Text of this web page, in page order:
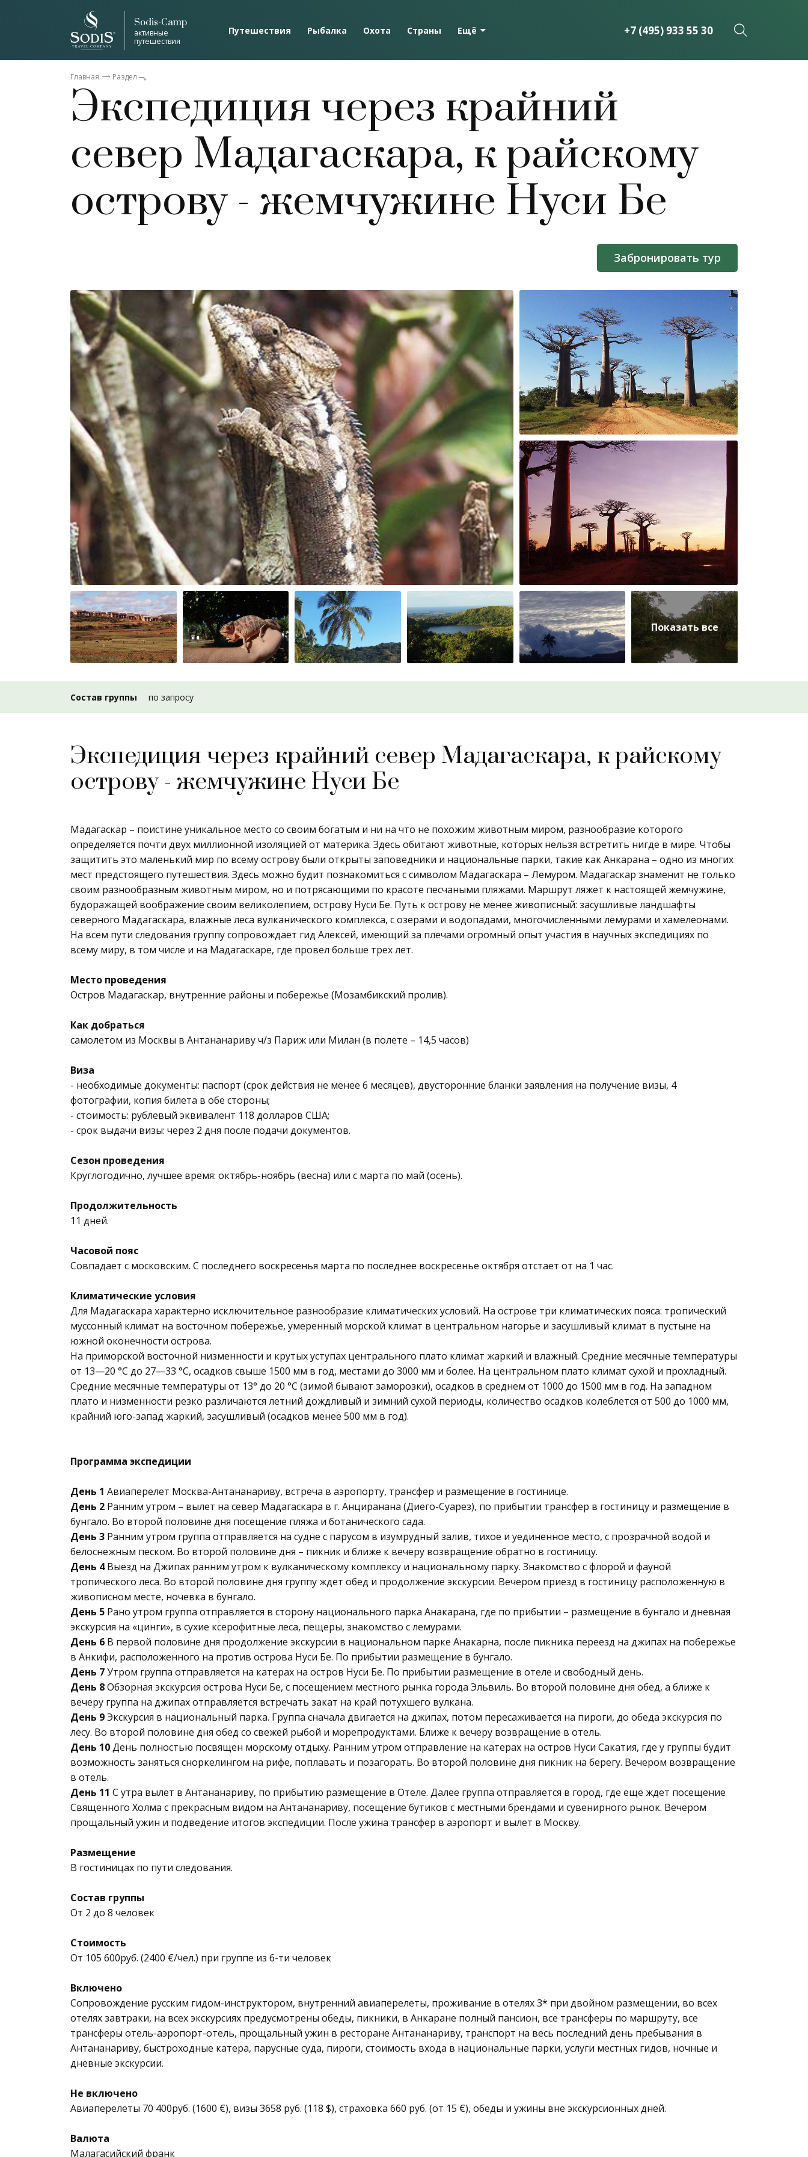
Sodis-Camp
активные
путешествия
Путешествия Рыбалка Охота Страны Ещё +7 (495) 933 55 30
Главная Раздел
Экспедиция через крайний
север Мадагаскара, к райскому
острову - жемчужине Нуси Бе
Забронировать тур
Состав группы по запросу
Экспедиция через крайний север Мадагаскара, к райскому
острову - жемчужине Нуси Бе
Мадагаскар – поистине уникальное место со своим богатым и ни на что не похожим животным миром, разнообразие которого
определяется почти двух миллионной изоляцией от материка. Здесь обитают животные, которых нельзя встретить нигде в мире. Чтобы
защитить это маленький мир по всему острову были открыты заповедники и национальные парки, такие как Анкарана – одно из многих
мест предстоящего путешествия. Здесь можно будит познакомиться с символом Мадагаскара – Лемуром. Мадагаскар знаменит не только
своим разнообразным животным миром, но и потрясающими по красоте песчаными пляжами. Маршрут ляжет к настоящей жемчужине,
будоражащей воображение своим великолепием, острову Нуси Бе. Путь к острову не менее живописный: засушливые ландшафты
северного Мадагаскара, влажные леса вулканического комплекса, с озерами и водопадами, многочисленными лемурами и хамелеонами.
На всем пути следования группу сопровождает гид Алексей, имеющий за плечами огромный опыт участия в научных экспедициях по
всему миру, в том числе и на Мадагаскаре, где провел больше трех лет.
Место проведения
Остров Мадагаскар, внутренние районы и побережье (Мозамбикский пролив).
Как добраться
самолетом из Москвы в Антананариву ч/з Париж или Милан (в полете – 14,5 часов)
Виза
- необходимые документы: паспорт (срок действия не менее 6 месяцев), двусторонние бланки заявления на получение визы, 4
фотографии, копия билета в обе стороны;
- стоимость: рублевый эквивалент 118 долларов США;
- срок выдачи визы: через 2 дня после подачи документов.
Сезон проведения
Круглогодично, лучшее время: октябрь-ноябрь (весна) или с марта по май (осень).
Продолжительность
11 дней.
Часовой пояс
Совпадает с московским. С последнего воскресенья марта по последнее воскресенье октября отстает от на 1 час.
Климатические условия
Для Мадагаскара характерно исключительное разнообразие климатических условий. На острове три климатических пояса: тропический
муссонный климат на восточном побережье, умеренный морской климат в центральном нагорье и засушливый климат в пустыне на
южной оконечности острова.
На приморской восточной низменности и крутых уступах центрального плато климат жаркий и влажный. Средние месячные температуры
от 13—20 °C до 27—33 °C, осадков свыше 1500 мм в год, местами до 3000 мм и более. На центральном плато климат сухой и прохладный.
Средние месячные температуры от 13° до 20 °C (зимой бывают заморозки), осадков в среднем от 1000 до 1500 мм в год. На западном
плато и низменности резко различаются летний дождливый и зимний сухой периоды, количество осадков колеблется от 500 до 1000 мм,
крайний юго-запад жаркий, засушливый (осадков менее 500 мм в год).
Программа экспедиции
День 1 Авиаперелет Москва-Антананариву, встреча в аэропорту, трансфер и размещение в гостинице.
День 2 Ранним утром – вылет на север Мадагаскара в г. Анциранана (Диего-Суарез), по прибытии трансфер в гостиницу и размещение в
бунгало. Во второй половине дня посещение пляжа и ботанического сада.
День 3 Ранним утром группа отправляется на судне с парусом в изумрудный залив, тихое и уединенное место, с прозрачной водой и
белоснежным песком. Во второй половине дня – пикник и ближе к вечеру возвращение обратно в гостиницу.
День 4Выезд на Джипах ранним утром к вулканическому комплексу и национальному парку. Знакомство с флорой и фауной
тропического леса. Во второй половине дня группу ждет обед и продолжение экскурсии. Вечером приезд в гостиницу расположенную в
живописном месте, ночевка в бунгало.
День 5 Рано утром группа отправляется в сторону национального парка Анакарана, где по прибытии – размещение в бунгало и дневная
экскурсия на «цинги», в сухие ксерофитные леса, пещеры, знакомство с лемурами.
День 6 В первой половине дня продолжение экскурсии в национальном парке Анакарна, после пикника переезд на джипах на побережье
в Анкифи, расположенного на против острова Нуси Бе. По прибытии размещение в бунгало.
День 7Утром группа отправляется на катерах на остров Нуси Бе. По прибытии размещение в отеле и свободный день.
День 8Обзорная экскурсия острова Нуси Бе, с посещением местного рынка города Эльвиль. Во второй половине дня обед, а ближе к
вечеру группа на джипах отправляется встречать закат на край потухшего вулкана.
День 9Экскурсия в национальный парка. Группа сначала двигается на джипах, потом пересаживается на пироги, до обеда экскурсия по
лесу. Во второй половине дня обед со свежей рыбой и морепродуктами. Ближе к вечеру возвращение в отель.
День 10День полностью посвящен морскому отдыху. Ранним утром отправление на катерах на остров Нуси Сакатия, где у группы будит
возможность заняться сноркелингом на рифе, поплавать и позагорать. Во второй половине дня пикник на берегу. Вечером возвращение
в отель.
День 11 С утра вылет в Антананариву, по прибытию размещение в Отеле. Далее группа отправляется в город, где еще ждет посещение
Священного Холма с прекрасным видом на Антананариву, посещение бутиков с местными брендами и сувенирного рынок. Вечером
прощальный ужин и подведение итогов экспедиции. После ужина трансфер в аэропорт и вылет в Москву.
Размещение
В гостиницах по пути следования.
Состав группы
От 2 до 8 человек
Стоимость
От 105 600руб. (2400 €/чел.) при группе из 6-ти человек
Включено
Сопровождение русским гидом-инструктором, внутренний авиаперелеты, проживание в отелях 3* при двойном размещении, во всех
отелях завтраки, на всех экскурсиях предусмотрены обеды, пикники, в Анкаране полный пансион, все трансферы по маршруту, все
трансферы отель-аэропорт-отель, прощальный ужин в ресторане Антананариву, транспорт на весь последний день пребывания в
Антананариву, быстроходные катера, парусные суда, пироги, стоимость входа в национальные парки, услуги местных гидов, ночные и
дневные экскурсии.
Не включено
Авиаперелеты 70 400руб. (1600 €), визы 3658 руб. (118 $), страховка 660 руб. (от 15 €), обеды и ужины вне экскурсионных дней.
Валюта
Малагасийский франк